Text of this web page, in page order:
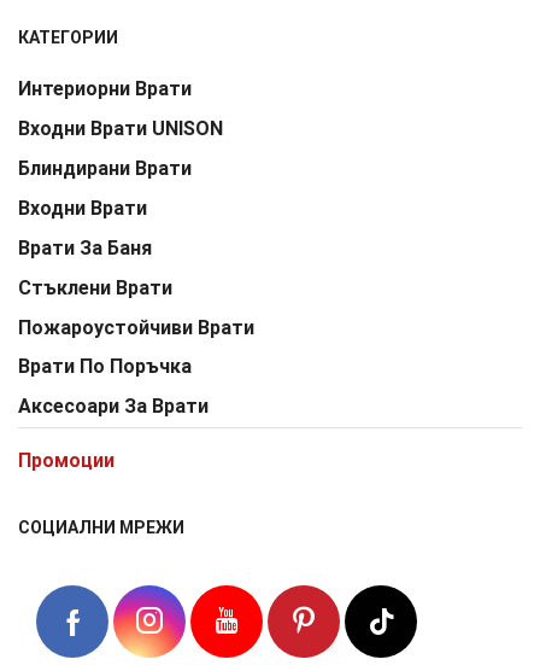
КАТЕГОРИИ
Интериорни Врати
Входни Врати UNISON
Блиндирани Врати
Входни Врати
Врати За Баня
Стъклени Врати
Пожароустойчиви Врати
Врати По Поръчка
Аксесоари За Врати
Промоции
СОЦИАЛНИ МРЕЖИ